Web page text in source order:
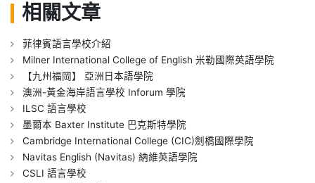
相關文章
菲律賓語言學校介紹
Milner International College of English 米勒國際英語學院
【九州福岡】 亞洲日本語學院
澳洲-黃金海岸語言學校 Inforum 學院
ILSC 語言學校
墨爾本 Baxter Institute 巴克斯特學院
Cambridge International College (CIC)劍橋國際學院
Navitas English (Navitas) 納維英語學院
CSLI 語言學校